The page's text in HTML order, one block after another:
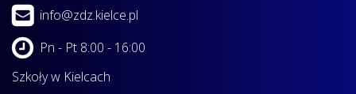
info@zdz.kielce.pl
Pn - Pt 8:00 - 16:00
Szkoły w Kielcach